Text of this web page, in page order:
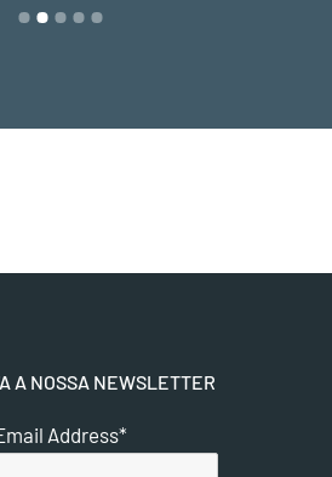
A NOSSA NEWSLETTER
Address*